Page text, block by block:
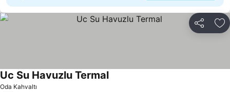
Paylaş
Oda Kahvaltı
Uc Su Havuzlu Termal